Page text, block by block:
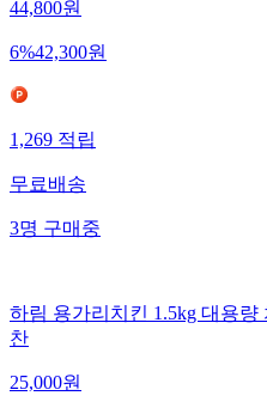
44,800원
6%42,300원
1,269적립
무료배송
3명구매중
하림 용가리치킨 1.5kg 대용
찬
25,000원